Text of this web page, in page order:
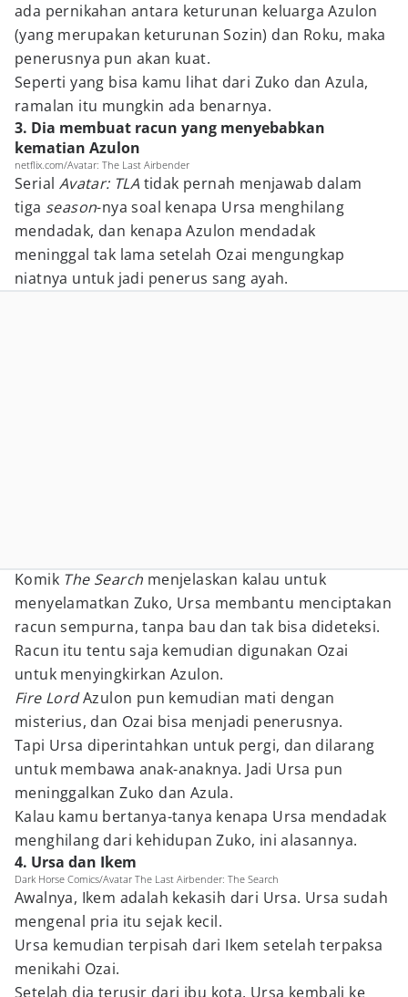
ada pernikahan antara keturunan keluarga Azulon
(yang merupakan keturunan Sozin) dan Roku, maka
penerusnya pun akan kuat.
Seperti yang bisa kamu lihat dari Zuko dan Azula,
ramalan itu mungkin ada benarnya.
3. Dia membuat racun yang menyebabkan
kematian Azulon
netflix.com/Avatar: The Last Airbender
Serial Avatar: TLA tidak pernah menjawab dalam
tiga season-nya soal kenapa Ursa menghilang
mendadak, dan kenapa Azulon mendadak
meninggal tak lama setelah Ozai mengungkap
niatnya untuk jadi penerus sang ayah.
Komik The Search menjelaskan kalau untuk
menyelamatkan Zuko, Ursa membantu menciptakan
racun sempurna, tanpa bau dan tak bisa dideteksi.
Racun itu tentu saja kemudian digunakan Ozai
untuk menyingkirkan Azulon.
Fire LordAzulon pun kemudian mati dengan
misterius, dan Ozai bisa menjadi penerusnya.
Tapi Ursa diperintahkan untuk pergi, dan dilarang
untuk membawa anak-anaknya. Jadi Ursa pun
meninggalkan Zuko dan Azula.
Kalau kamu bertanya-tanya kenapa Ursa mendadak
menghilang dari kehidupan Zuko, ini alasannya.
4. Ursa dan Ikem
Dark Horse Comics/Avatar The Last Airbender: The Search
Awalnya, Ikem adalah kekasih dari Ursa. Ursa sudah
mengenal pria itu sejak kecil.
Ursa kemudian terpisah dari Ikem setelah terpaksa
menikahi Ozai.
Setelah dia terusir dari ibu kota, Ursa kembali ke